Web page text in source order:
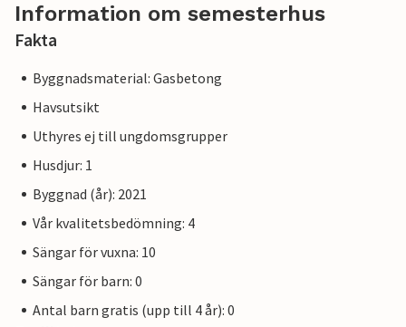
Information om semesterhus
Fakta
Byggnadsmaterial: Gasbetong
Havsutsikt
Uthyres ej till ungdomsgrupper
Husdjur: 1
Byggnad (år): 2021
Vår kvalitetsbedömning: 4
Sängar för vuxna: 10
Sängar för barn: 0
Antal barn gratis (upp till 4 år): 0